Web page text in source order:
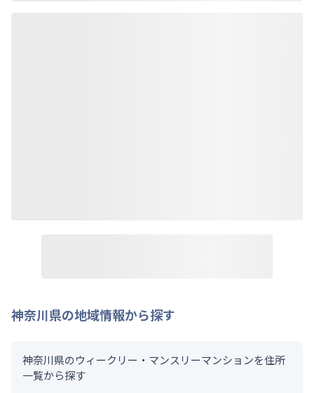
神奈川県の地域情報から探す
神奈川県のウィークリー・マンスリーマンションを住所
一覧から探す